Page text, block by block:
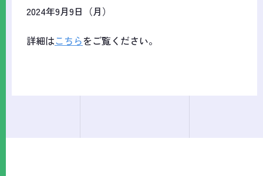
2024年9月9日（月）
詳細はこちらをご覧ください。